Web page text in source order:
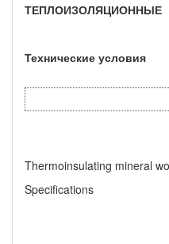
ТЕПЛОИЗОЛЯЦИОННЫЕ
Технические условия
Thermoinsulating mineral
Specifications